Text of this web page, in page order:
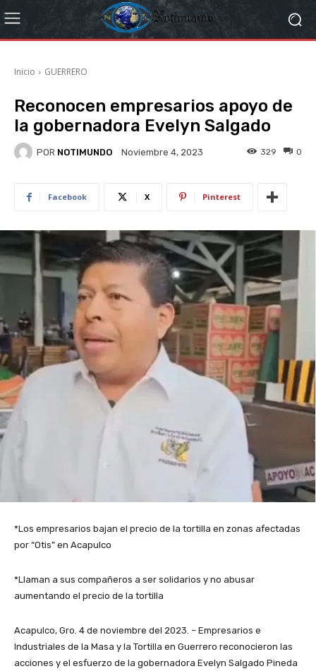
Inicio GUERRERO
Reconocen empresarios apoyo de
la gobernadora Evelyn Salgado
POR NOTIMUNDO Noviembre 4, 2023 0
329
Facebook X Pinterest
*Los empresarios bajan el precio de la tortilla en zonas afectadas
por “Otis” en Acapulco
*Llaman a sus compañeros a ser solidarios y no abusar
aumentando el precio de la tortilla
Acapulco, Gro. 4 de noviembre del 2023. – Empresarios e
Industriales de la Masa y la Tortilla en Guerrero reconocieron las
acciones y el esfuerzo de la gobernadora Evelyn Salgado Pineda